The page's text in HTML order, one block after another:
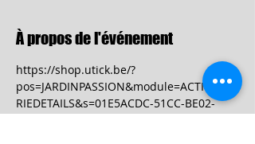
À propos de l'événement
https://shop.utick.be/?
pos=JARDINPASSION&module=ACTIVITYSE
RIEDETAILS&s=01E5ACDC-51CC-BE02-